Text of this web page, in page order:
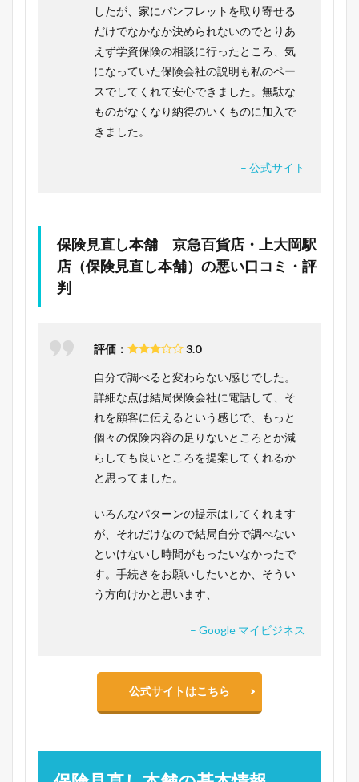
したが、家にパンフレットを取り寄せる
だけでなかなか決められないのでとりあ
えず学資保険の相談に行ったところ、気
になっていた保険会社の説明も私のペー
スでしてくれて安心できました。無駄な
ものがなくなり納得のいくものに加入で
きました。
– 公式サイト
保険見直し本舗 京急百貨店・上大岡駅
店（保険見直し本舗）の悪い口コミ・評
判
評価： 3.0
自分で調べると変わらない感じでした。
詳細な点は結局保険会社に電話して、そ
れを顧客に伝えるという感じで、もっと
個々の保険内容の足りないところとか減
らしても良いところを提案してくれるか
と思ってました。
いろんなパターンの提示はしてくれます
が、それだけなので結局自分で調べない
といけないし時間がもったいなかったで
す。手続きをお願いしたいとか、そうい
う方向けかと思います、
– Google マイビジネス
公式サイトはこちら